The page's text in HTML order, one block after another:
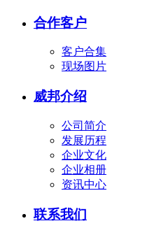
合作客户
客户合集
现场图片
威邦介绍
公司简介
发展历程
企业文化
企业相册
资讯中心
联系我们